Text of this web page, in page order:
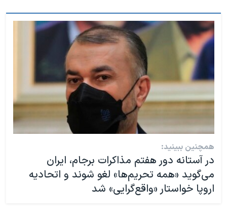
همچنین ببینید:
در آستانه دور هفتم مذاکرات برجام، ایران
می‌گوید «همه تحریم‌ها» لغو شوند و اتحادیه
اروپا خواستار «واقع‌گرایی» شد